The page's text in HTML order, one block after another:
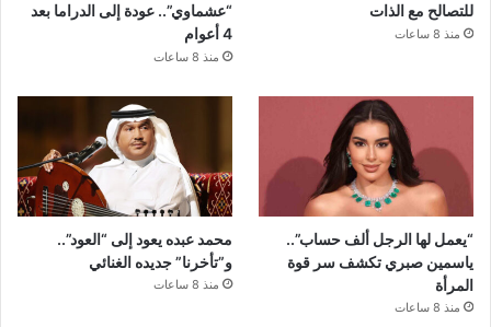
للتصالح مع الذات
منذ 8 ساعات
“عشماوي”.. عودة إلى الدراما بعد
4 أعوام
منذ 8 ساعات
“يعمل لها الرجل ألف حساب”..
ياسمين صبري تكشف سر قوة
المرأة
منذ 8 ساعات
محمد عبده يعود إلى “العود”..
و”تأخرنا” جديده الغنائي
منذ 8 ساعات